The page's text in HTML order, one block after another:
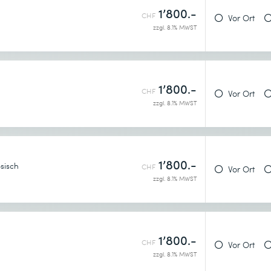
genommen.
CHF 1’800.-
zzgl. 8.1% MWST
Vor Ort
CHF 1’800.-
zzgl. 8.1% MWST
Vor Ort
CHF 1’800.-
zzgl. 8.1% MWST
Vor Ort
CHF 1’800.-
zzgl. 8.1% MWST
Vor Ort